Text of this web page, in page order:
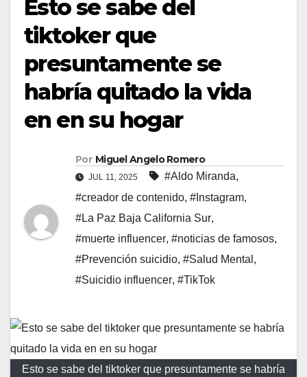
Esto se sabe del
tiktoker que
presuntamente se
habría quitado la vida
en en su hogar
Por Miguel Angelo Romero
JUL 11, 2025 #Aldo Miranda,
#creador de contenido, #Instagram,
#La Paz Baja California Sur,
#muerte influencer, #noticias de famosos,
#Prevención suicidio, #Salud Mental ,
#Suicidio influencer, #TikTok
Esto se sabe del tiktoker que presuntamente se habría